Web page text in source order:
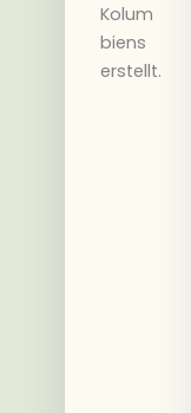
Kolum
biens
erstellt.